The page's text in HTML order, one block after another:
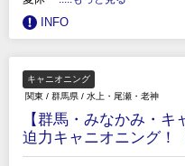
INFO
キャニオニング
関東 / 群馬県 / 水上・尾瀬・老神
【群馬・みなかみ・
迫力キャニオニング！